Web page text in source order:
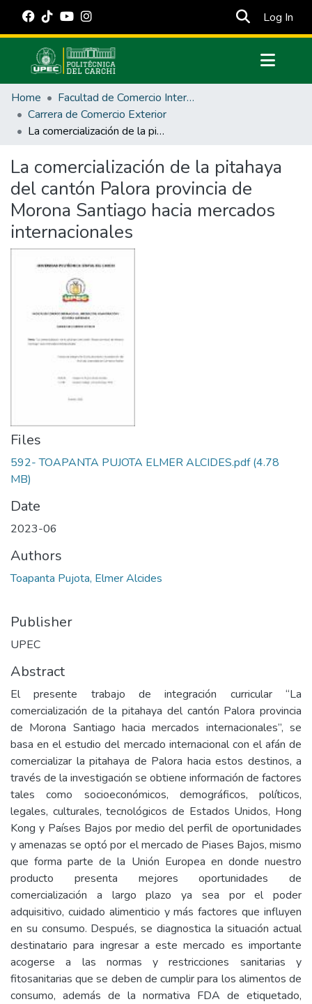
Log In
Communities & Collections
All of DSpace
Statistics
Estadísticas Externas
Manuales
Home
Facultad de Comercio Internacional, Integración, Administración y Economía Empresarial
Carrera de Comercio Exterior
La comercialización de la pitahaya del cantón Palora provincia de Morona Santiago hacia mercados internacionales
La comercialización de la pitahaya
del cantón Palora provincia de
Morona Santiago hacia mercados
internacionales
Files
592- TOAPANTA PUJOTA ELMER ALCIDES.pdf(4.78
MB)
Date
2023-06
Authors
Toapanta Pujota, Elmer Alcides
Publisher
UPEC
Abstract
El presente trabajo de integración curricular “La
comercialización de la pitahaya del cantón Palora provincia
de Morona Santiago hacia mercados internacionales”, se
basa en el estudio del mercado internacional con el afán de
comercializar la pitahaya de Palora hacia estos destinos, a
través de la investigación se obtiene información de factores
tales como socioeconómicos, demográficos, políticos,
legales, culturales, tecnológicos de Estados Unidos, Hong
Kong y Países Bajos por medio del perfil de oportunidades
y amenazas se optó por el mercado de Piases Bajos, mismo
que forma parte de la Unión Europea en donde nuestro
producto presenta mejores oportunidades de
comercialización a largo plazo ya sea por el poder
adquisitivo, cuidado alimenticio y más factores que influyen
en su consumo. Después, se diagnostica la situación actual
destinatario para ingresar a este mercado es importante
acogerse a las normas y restricciones sanitarias y
fitosanitarias que se deben de cumplir para los alimentos de
consumo, además de la normativa FDA de etiquetado,